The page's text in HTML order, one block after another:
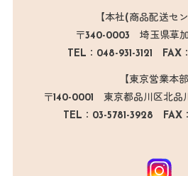
【本社(商品配送セ
〒340-0003 埼玉県草加
TEL：048-931-3121 FAX
【東京営業本部
〒140-0001 東京都品川区北品
TEL：03-5781-3928 FAX